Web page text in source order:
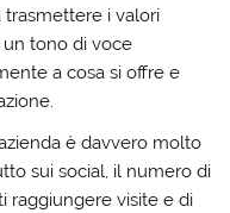
i valori
un tono di voce
a cosa si offre e
è davvero molto
sui social, il numero di
raggiungere visite e di